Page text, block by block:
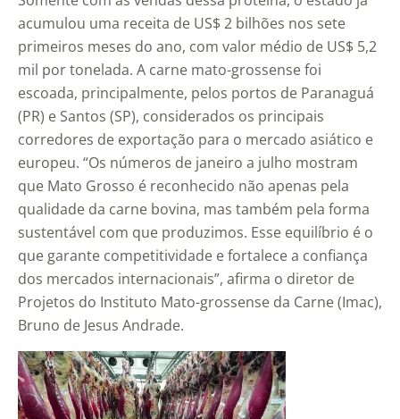
acumulou uma receita de US$ 2 bilhões nos sete
primeiros meses do ano, com valor médio de US$ 5,2
mil por tonelada. A carne mato-grossense foi
escoada, principalmente, pelos portos de Paranaguá
(PR) e Santos (SP), considerados os principais
corredores de exportação para o mercado asiático e
europeu. “Os números de janeiro a julho mostram
que Mato Grosso é reconhecido não apenas pela
qualidade da carne bovina, mas também pela forma
sustentável com que produzimos. Esse equilíbrio é o
que garante competitividade e fortalece a confiança
dos mercados internacionais”, afirma o diretor de
Projetos do Instituto Mato-grossense da Carne (Imac),
Bruno de Jesus Andrade.